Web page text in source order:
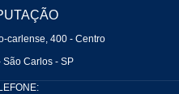
carlense, 400 - Centro
Carlos - SP